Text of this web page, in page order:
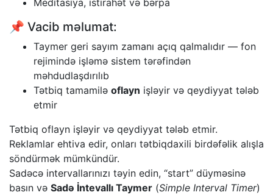
Meditasiya, istirahət və bərpa
📌 Vacib məlumat:
Taymer geri sayım zamanı açıq qalmalıdır — fon
rejimində işləmə sistem tərəfindən
məhdudlaşdırılıb
Tətbiq tamamilə oflayn işləyir və qeydiyyat tələb
etmir
Tətbiq oflayn işləyir və qeydiyyat tələb etmir.
Reklamlar ehtiva edir, onları tətbiqdaxili birdəfəlik alışla
söndürmək mümkündür.
Sadəcə intervallarınızı təyin edin, “start” düyməsinə
basın və Sadə İntevallı Taymer (Simple Interval Timer)